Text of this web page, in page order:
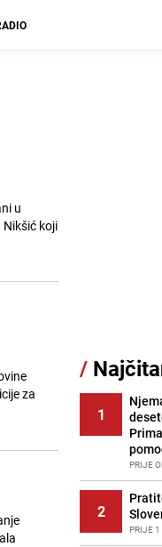
u
Nikšić koji
za
/
1
PRIJE
2
PRIJE